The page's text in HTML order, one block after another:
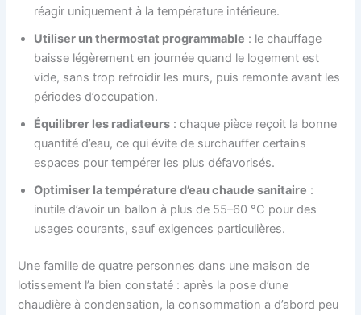
réagir uniquement à la température intérieure.
Utiliser un thermostat programmable : le chauffage
baisse légèrement en journée quand le logement est
vide, sans trop refroidir les murs, puis remonte avant les
périodes d’occupation.
Équilibrer les radiateurs : chaque pièce reçoit la bonne
quantité d’eau, ce qui évite de surchauffer certains
espaces pour tempérer les plus défavorisés.
Optimiser la température d’eau chaude sanitaire :
inutile d’avoir un ballon à plus de 55–60 °C pour des
usages courants, sauf exigences particulières.
Une famille de quatre personnes dans une maison de
lotissement l’a bien constaté : après la pose d’une
chaudière à condensation, la consommation a d’abord peu